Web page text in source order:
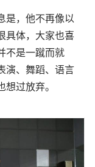
是，他不再像以
具体，大家也喜
不是一蹴而就
演、舞蹈、语言
过放弃。